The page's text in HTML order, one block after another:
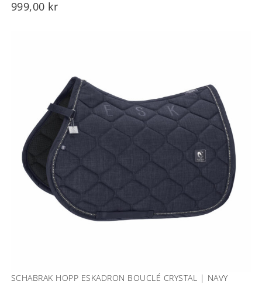
999,00 kr
SCHABRAK HOPP ESKADRON BOUCLÉ CRYSTAL | NAVY